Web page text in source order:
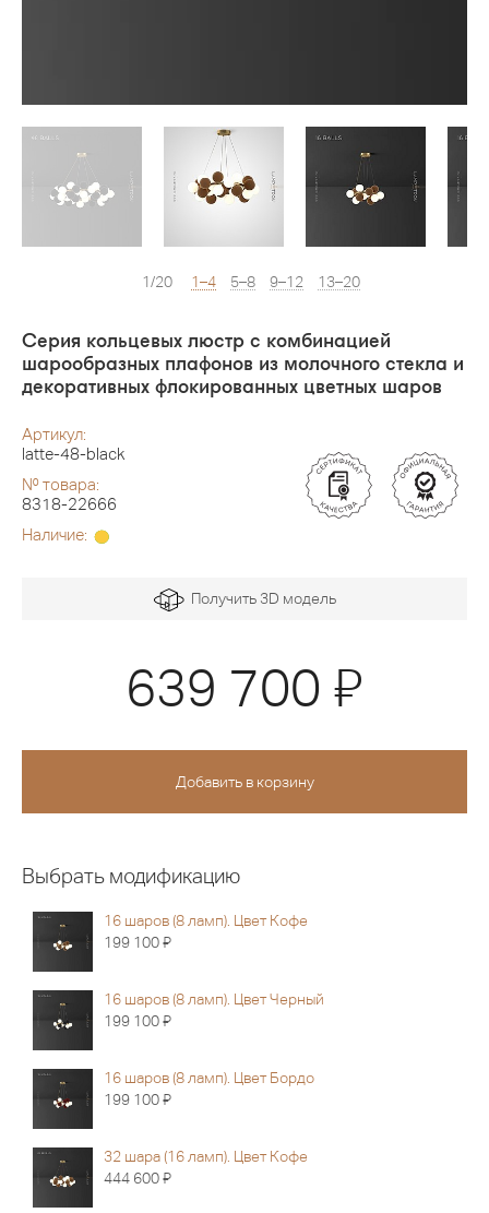
1/20 1–4 5–8 9–12 13–20
Серия кольцевых люстр с комбинацией
шарообразных плафонов из молочного стекла и
декоративных флокированных цветных шаров
Артикул:
latte-48-black
№ товара:
8318-22666
Наличие:
Получить 3D модель
639 700 Я
Выбрать модификацию
16 шаров (8 ламп). Цвет Кофе
199 100Я
16 шаров (8 ламп). Цвет Черный
199 100Я
16 шаров (8 ламп). Цвет Бордо
199 100Я
32 шара (16 ламп). Цвет Кофе
444 600Я